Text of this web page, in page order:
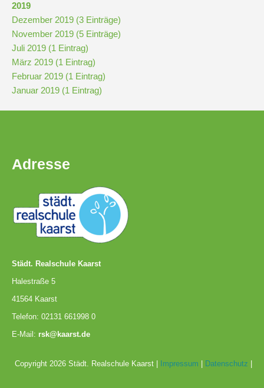
Schülerbücherei
Hausordnung
Schulbuchordnung
Datenschutz
Sponsoren
Bestellung
Schokoticket
2019
Dezember 2019 (3 Einträge)
November 2019 (5 Einträge)
Juli 2019 (1 Eintrag)
März 2019 (1 Eintrag)
Februar 2019 (1 Eintrag)
Januar 2019 (1 Eintrag)
Adresse
Städt. Realschule Kaarst
Halestraße 5
41564 Kaarst
Telefon: 02131 661998 0
E-Mail: rsk@kaarst.de
Copyright 2026 Städt. Realschule Kaarst | Impressum Datenschutz